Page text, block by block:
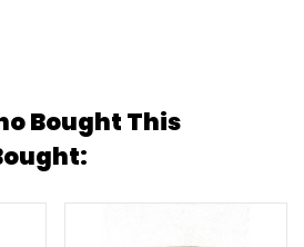
Bought This